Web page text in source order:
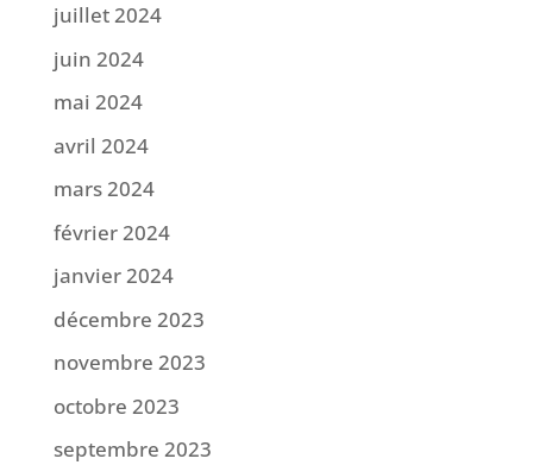
juillet 2024
juin 2024
mai 2024
avril 2024
mars 2024
février 2024
janvier 2024
décembre 2023
novembre 2023
octobre 2023
septembre 2023